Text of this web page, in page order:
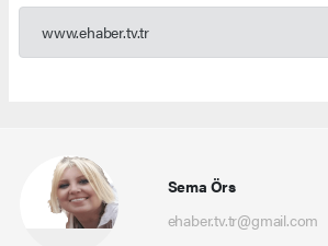
www.ehaber.tv.tr
Sema Örs
ehaber.tv.tr@gmail.com